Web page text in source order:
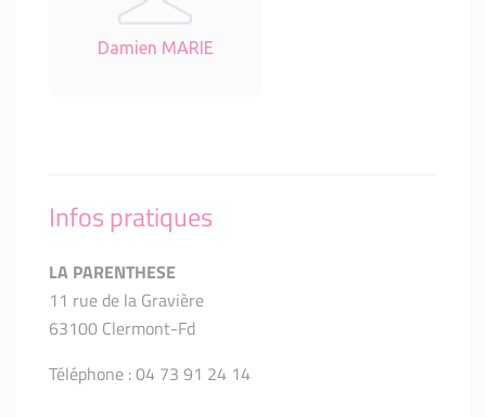
Damien MARIE
Infos pratiques
LA PARENTHESE
11 rue de la Gravière
63100 Clermont-Fd
Téléphone : 04 73 91 24 14